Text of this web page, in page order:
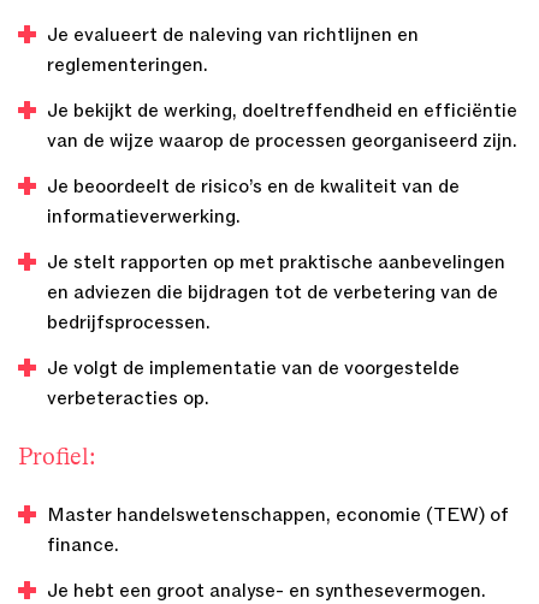
Je evalueert de naleving van richtlijnen en
reglementeringen.
Je bekijkt de werking, doeltreffendheid en efficiëntie
van de wijze waarop de processen georganiseerd zijn.
Je beoordeelt de risico’s en de kwaliteit van de
informatieverwerking.
Je stelt rapporten op met praktische aanbevelingen
en adviezen die bijdragen tot de verbetering van de
bedrijfsprocessen.
Je volgt de implementatie van de voorgestelde
verbeteracties op.
Profiel:
Master handelswetenschappen, economie (TEW) of
finance.
Je hebt een groot analyse- en synthesevermogen.